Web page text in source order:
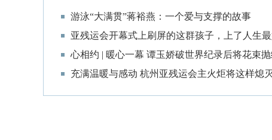
游泳“大满贯”蒋裕燕：一个爱与支撑的故事
亚残运会开幕式上刷屏的这群孩子，上了人生
心相约 | 暖心一幕 谭玉娇破世界纪录后将花束
充满温暖与感动 杭州亚残运会主火炬将这样熄